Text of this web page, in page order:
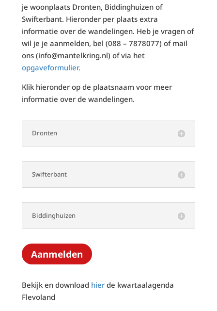
je woonplaats Dronten, Biddinghuizen of
Swifterbant. Hieronder per plaats extra
informatie over de wandelingen. Heb je vragen of
wil je je aanmelden, bel (088 – 7878077) of mail
ons (info@mantelkring.nl) of via het
opgaveformulier.
Klik hieronder op de plaatsnaam voor meer
informatie over de wandelingen.
Dronten
Swifterbant
Biddinghuizen
Aanmelden
Bekijk en download hierde kwartaalagenda
Flevoland